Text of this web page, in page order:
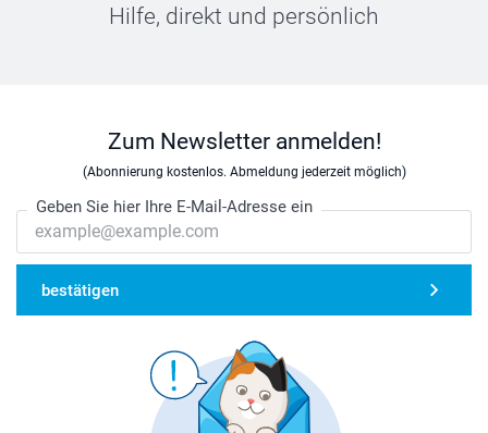
Hilfe, direkt und persönlich
Zum Newsletter anmelden!
(Abonnierung kostenlos. Abmeldung jederzeit möglich)
Geben Sie hier Ihre E-Mail-Adresse ein
bestätigen